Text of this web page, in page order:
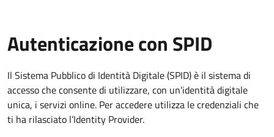
Autenticazione con SPID
Il Sistema Pubblico di Identità Digitale (SPID) è il sistema di
accesso che consente di utilizzare, con un'identità digitale
unica, i servizi online. Per accedere utilizza le credenziali che
ti ha rilasciato l’Identity Provider.